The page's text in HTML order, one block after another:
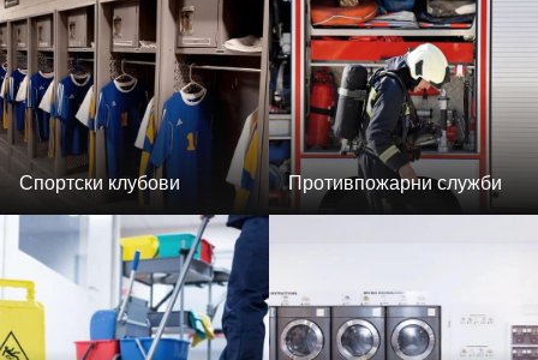
Спортски клубови Противпожарни служби